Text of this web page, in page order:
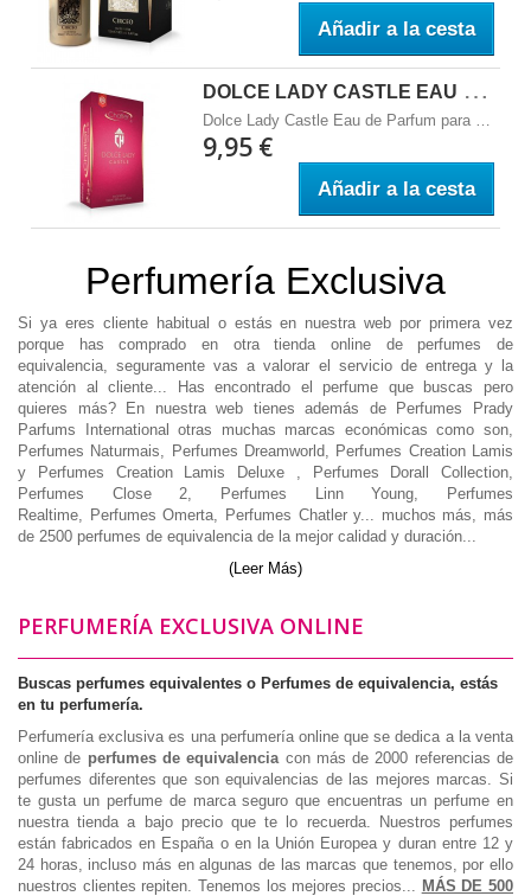
Añadir a la cesta
D
OLCE LADY CASTLE EAU DE PARFUM PARA MUJER 100 ML - CHATLER
9,95 €
Añadir a la cesta
Perfumería Exclusiva
Si ya eres cliente habitual o estás en nuestra web por primera vez
porque has comprado en otra tienda online de perfumes de
equivalencia, seguramente vas a valorar el servicio de entrega y la
atención al cliente... Has encontrado el perfume que buscas pero
quieres más? En nuestra web tienes además de Perfumes Prady
Parfums International otras muchas marcas económicas como son,
Perfumes Naturmais, Perfumes Dreamworld, Perfumes Creation Lamis
y Perfumes Creation Lamis Deluxe Perfumes Dorall Collection,
Perfumes Close 2, Perfumes Linn Young, Perfumes
Realtime, Perfumes Omerta, Perfumes Chatler y... muchos más, más
de 2500 perfumes de equivalencia de la mejor calidad y duración...
(Leer Más)
PERFUMERÍA EXCLUSIVA ONLINE
Buscas perfumes equivalentes o Perfumes de equivalencia, estás
en tu perfumería.
Perfumería exclusiva es una perfumería online que se dedica a la venta
online de perfumes de equivalencia con más de 2000 referencias de
perfumes diferentes que son equivalencias de las mejores marcas. Si
te gusta un perfume de marca seguro que encuentras un perfume en
nuestra tienda a bajo precio que te lo recuerda. Nuestros perfumes
están fabricados en España o en la Unión Europea y duran entre 12 y
24 horas, incluso más en algunas de las marcas que tenemos, por ello
nuestros clientes repiten. Tenemos los mejores precios... MÁS DE 500